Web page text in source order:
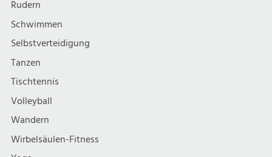
Rudern
Schwimmen
Selbstverteidigung
Tanzen
Tischtennis
Volleyball
Wandern
Wirbelsäulen-Fitness